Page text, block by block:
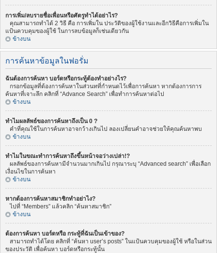
การเพิ่ม/ลบรายชื่อเพื่อนหรือศัตรูทำได้อย่าไร?
คุณสามารถทำได้ 2 วิธี คือ การเพิ่มใน ประวัติของผู้ใช้งานและอีกวิธีคือการเพิ่มใน
แป้นควบคุมของผู้ใช้ ในการลบข้อมูลก็เช่นเดียวกัน
ข้างบน
การค้นหาข้อมูลในฟอรั่ม
ฉันต้องการค้นหา บอร์ดหรือกระทู้ต้องทำอย่างไร?
กรอกข้อมูลที่ต้องการค้นหาในส่วนทที่กำหนดไว้เพื่อการค้นหา หากต้องการการ
ค้นหาที่เจาะลึก คลิกที่ “Advance Search” เพื่อทำการค้นหาต่อไป
ข้างบน
ทำไมผลลัพธ์ของการค้นหาถึงเป็น 0 ?
คำที่คุณใช้ในการค้นหาอาจกว้างเกินไป ลองเปลี่ยนคำอาจช่วยให้คุณค้นหาพบ
ข้างบน
ทำไมในขณะทำการค้นหาถึงขึ้นหน้าจอว่างเปล่า!?
ผลลัพธ์ของการค้นหามีจำนวนมากเกินไป กรุณาระบุ “Advanced search” เพื่อเลือก
เงื่อนไขในการค้นหา
ข้างบน
หากต้องการค้นหาสมาชิกทำอย่าไง?
ไปที่ “Members” แล้วคลิก “ค้นหาสมาชิก”
ข้างบน
ต้องการค้นหา บอร์ดหรือ กระทู้ที่ฉันเป็นเข้าของ?
สามารถทำได้โดย คลิกที่ “ค้นหา user’s posts” ในแป้นควบคุมของผู้ใช้ หรือในส่วน
ของประวัติ เพื่อค้นหา บอร์ดหรือกระทู้นั้น